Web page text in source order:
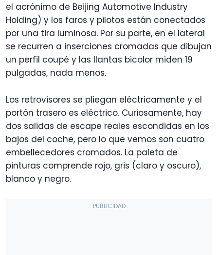
el acrónimo de Beijing Automotive Industry
Holding) y los faros y pilotos están conectados
por una tira luminosa. Por su parte, en el lateral
se recurren a inserciones cromadas que dibujan
un perfil coupé y las llantas bicolor miden 19
pulgadas, nada menos.
Los retrovisores se pliegan eléctricamente y el
portón trasero es eléctrico. Curiosamente, hay
dos salidas de escape reales escondidas en los
bajos del coche, pero lo que vemos son cuatro
embellecedores cromados. La paleta de
pinturas comprende rojo, gris (claro y oscuro),
blanco y negro.